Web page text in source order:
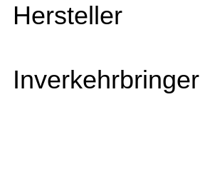
Hersteller
Inverkehrbringer